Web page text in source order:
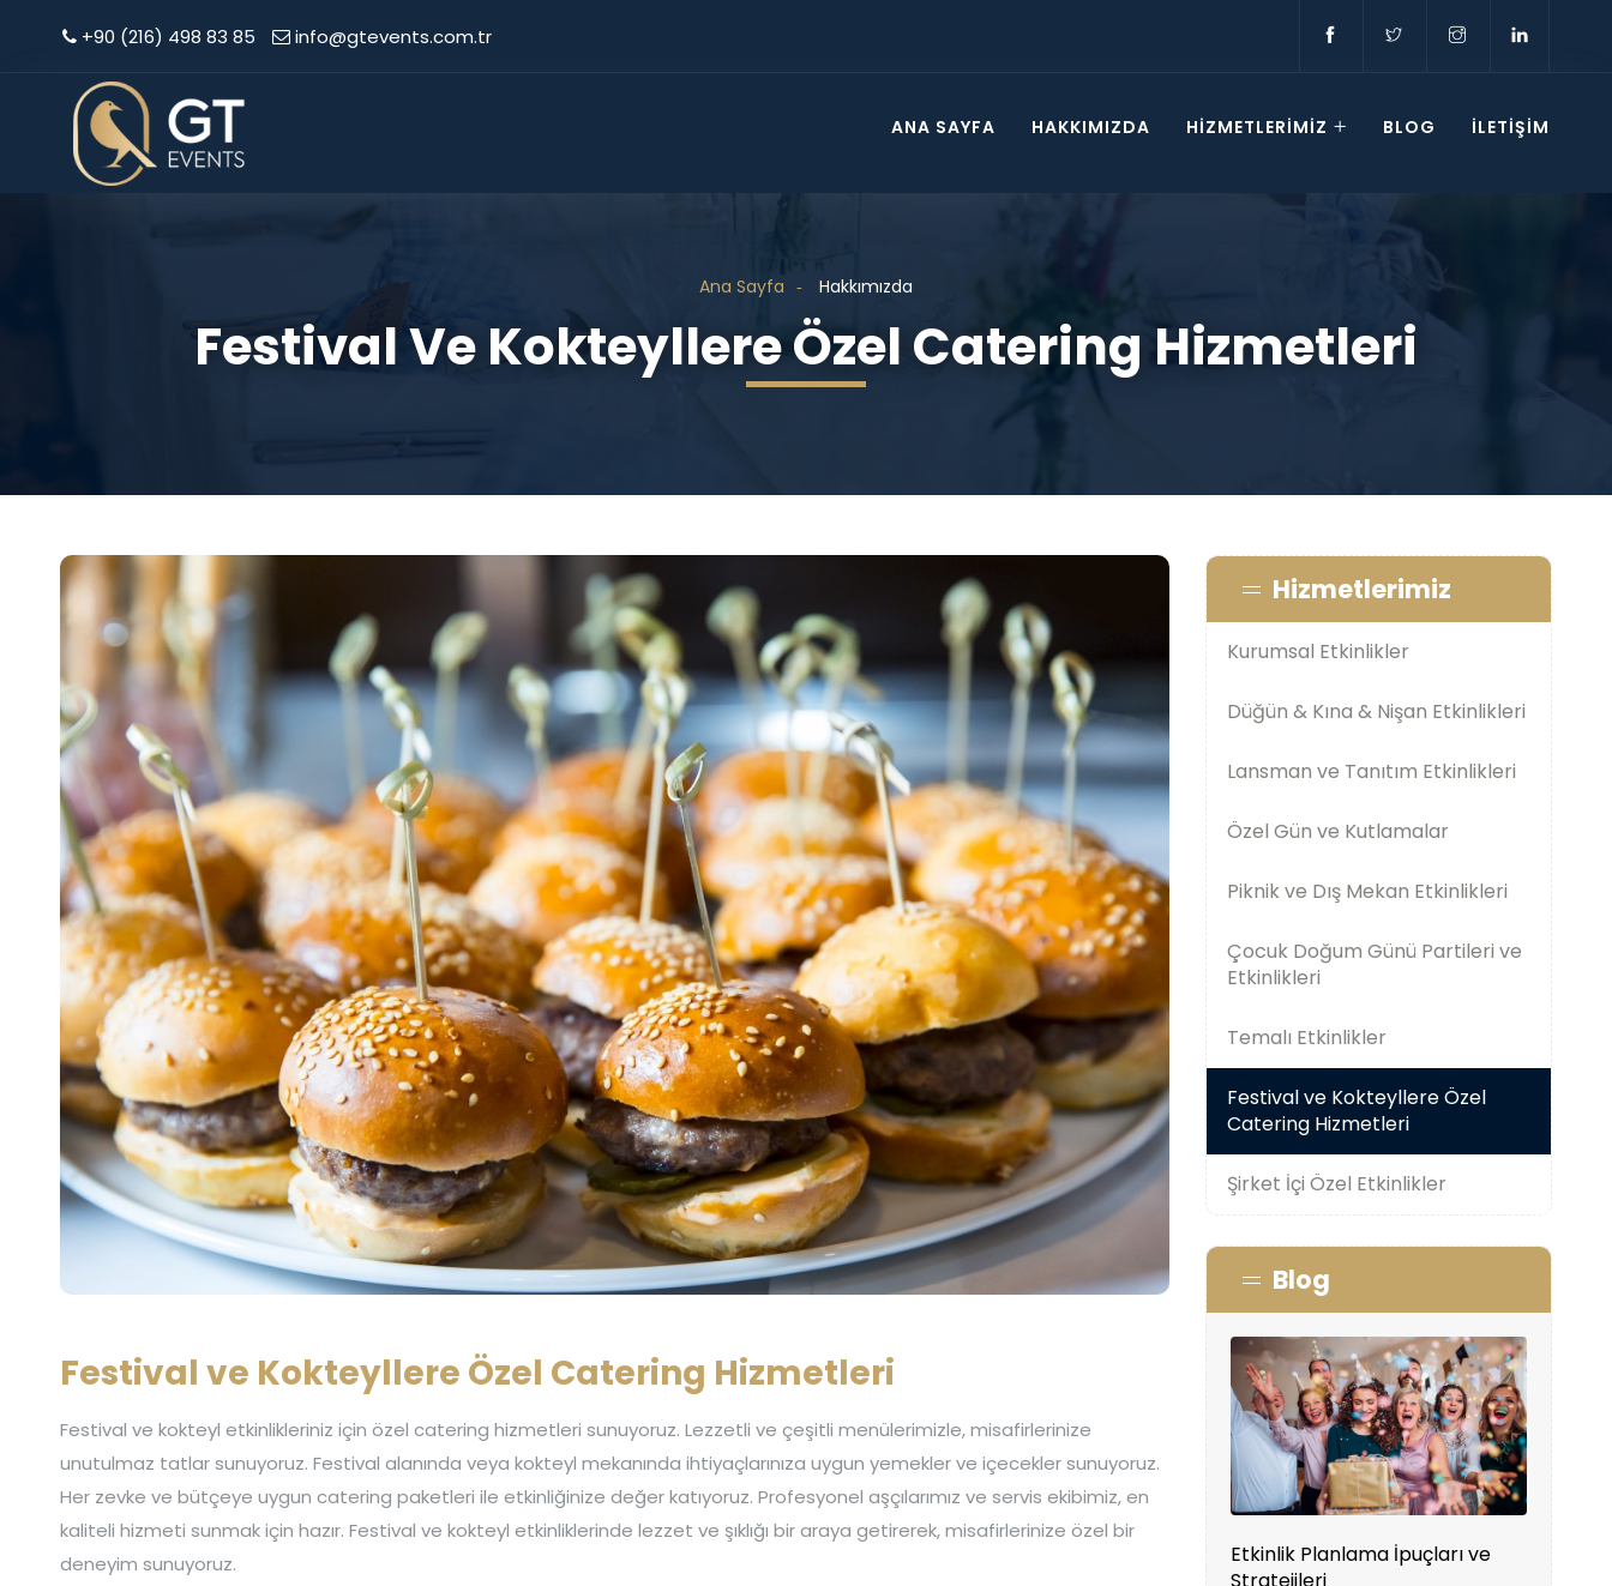
+90 (216) 498 83 85 info@gtevents.com.tr
ANA SAYFA HAKKIMIZDA HİZMETLERİMİZ BLOG İLETİŞİM
Ana Sayfa Hakkımızda
Festival Ve Kokteyllere Özel Catering Hizmetleri
Festival ve Kokteyllere Özel Catering Hizmetleri
Festival ve kokteyl etkinlikleriniz için özel catering hizmetleri sunuyoruz. Lezzetli ve çeşitli menülerimizle, misafirlerinize
unutulmaz tatlar sunuyoruz. Festival alanında veya kokteyl mekanında ihtiyaçlarınıza uygun yemekler ve içecekler sunuyoruz.
Her zevke ve bütçeye uygun catering paketleri ile etkinliğinize değer katıyoruz. Profesyonel aşçılarımız ve servis ekibimiz, en
kaliteli hizmeti sunmak için hazır. Festival ve kokteyl etkinliklerinde lezzet ve şıklığı bir araya getirerek, misafirlerinize özel bir
deneyim sunuyoruz.
Hizmetlerimiz
Kurumsal Etkinlikler
Düğün & Kına & Nişan Etkinlikleri
Lansman ve Tanıtım Etkinlikleri
Özel Gün ve Kutlamalar
Piknik ve Dış Mekan Etkinlikleri
Çocuk Doğum Günü Partileri ve
Etkinlikleri
Temalı Etkinlikler
Festival ve Kokteyllere Özel
Catering Hizmetleri
Şirket İçi Özel Etkinlikler
Blog
Etkinlik Planlama İpuçları ve